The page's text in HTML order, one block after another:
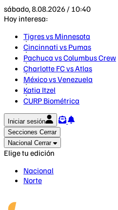
sábado, 8.08.2026 / 10:40
Hoy interesa:
Tigres vs Minnesota
Cincinnati vs Pumas
Pachuca vs Columbus Crew
Charlotte FC vs Atlas
México vs Venezuela
Katia Itzel
CURP Biométrica
Iniciar sesión
Secciones Cerrar
Nacional Cerrar
Elige tu edición
Nacional
Norte